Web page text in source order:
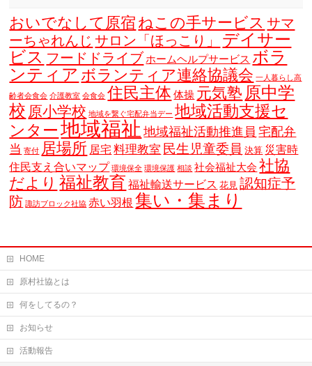
おいでなして原宿 ねこの手サービス サマ
ーちゃれんじ サロン「ほっこり」
デイサー
ビス フードドライブ ホームヘルプサービス ボラ
ンティア ボランティア連絡協議会 一人暮らし高
齢者会食会 介護教室 会食会 住民主体 体操 元気塾 原中学
校 原小学校 地域を繋ぐ宅配弁当デー 地域活動支援セ
ンター 地域福祉 地域福祉活動推進員 宅配弁
当 寄付 居場所 居宅 料理教室 民生児童委員 決算 災害時
住民支え合いマップ 環境保全 環境保護 相談 社会福祉大会 社協
だより 福祉教育 福祉輸送サービス 花見 認知症予
防 諏訪ブロック社協 赤い羽根 集い・集まり
HOME
原村社協とは
何をしてるの？
お知らせ
活動報告